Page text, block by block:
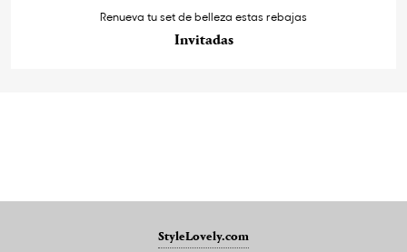
Renueva tu set de belleza estas rebajas
Invitadas
StyleLovely.com